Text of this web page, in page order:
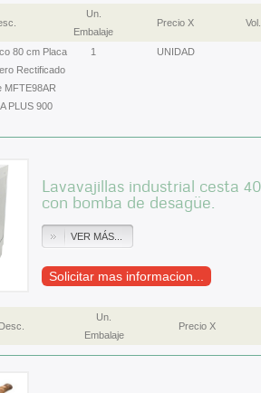
Un.
Embalaje
Precio X Vol.
80 cm Placa
Rectificado
MFTE98AR
PLUS 900
1 UNIDAD
Lavavajillas industrial cesta
con bomba de desagüe.
VER MÁS...
Solicitar mas informacion...
Desc.
Un.
Embalaje
Precio X